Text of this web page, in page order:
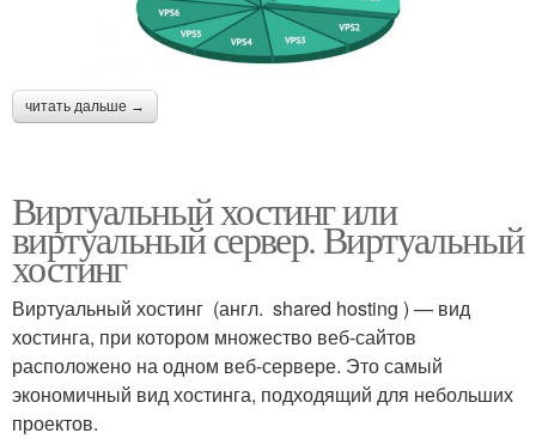
читать дальше →
Виртуальный хостинг или
виртуальный сервер. Виртуальный
хостинг
Виртуальный хостинг (англ. shared hosting ) — вид
хостинга, при котором множество веб-сайтов
расположено на одном веб-сервере. Это самый
экономичный вид хостинга, подходящий для небольших
проектов.